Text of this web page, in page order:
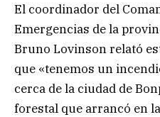
El coordinador del
Emergencias de la
Bruno Lovinson relató
que «tenemos un
cerca de la ciudad de
forestal que arrancó en